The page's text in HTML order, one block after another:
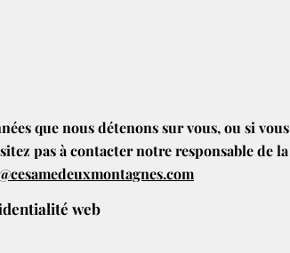
que nous détenons sur vous, ou si vous
pas à contacter notre responsable de la
web